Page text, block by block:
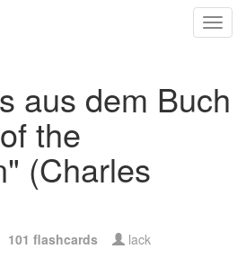
aus dem Buch
the
(Charles
101 flashcards lack